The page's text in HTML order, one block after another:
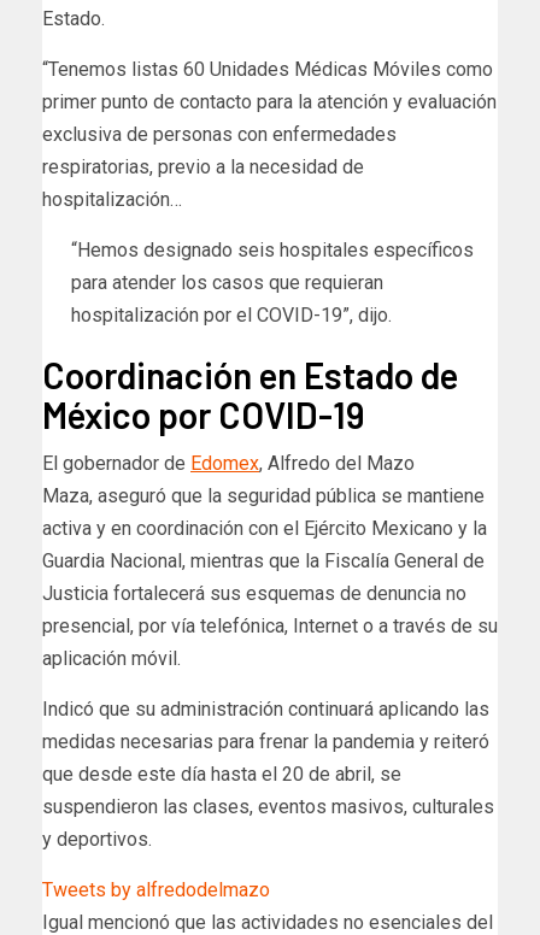
Estado.
“Tenemos listas 60 Unidades Médicas Móviles como
primer punto de contacto para la atención y evaluación
exclusiva de personas con enfermedades
respiratorias, previo a la necesidad de
hospitalización…
“Hemos designado seis hospitales específicos
para atender los casos que requieran
hospitalización por el COVID-19”, dijo.
Coordinación en Estado de
México por COVID-19
El gobernador de Edomex, Alfredo del Mazo
Maza, aseguró que la seguridad pública se mantiene
activa y en coordinación con el Ejército Mexicano y la
Guardia Nacional, mientras que la Fiscalía General de
Justicia fortalecerá sus esquemas de denuncia no
presencial, por vía telefónica, Internet o a través de su
aplicación móvil.
Indicó que su administración continuará aplicando las
medidas necesarias para frenar la pandemia y reiteró
que desde este día hasta el 20 de abril, se
suspendieron las clases, eventos masivos, culturales
y deportivos.
Tweets by alfredodelmazo
Igual mencionó que las actividades no esenciales del